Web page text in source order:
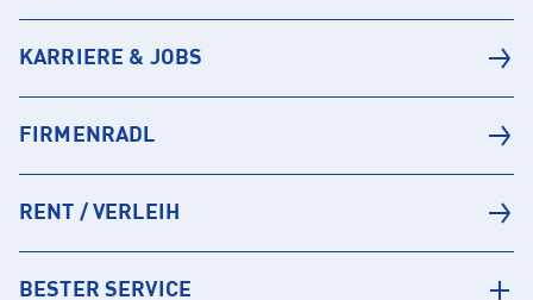
KARRIERE & JOBS
FIRMENRADL
RENT / VERLEIH
BESTER SERVICE